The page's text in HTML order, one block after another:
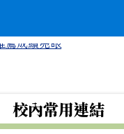
校內常用連結